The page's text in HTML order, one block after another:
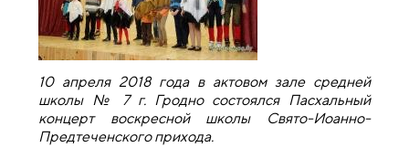
10 апреля 2018 года в актовом зале средней
школы № 7 г. Гродно состоялся Пасхальный
концерт воскресной школы Свято-Иоанно-
Предтеченского прихода.